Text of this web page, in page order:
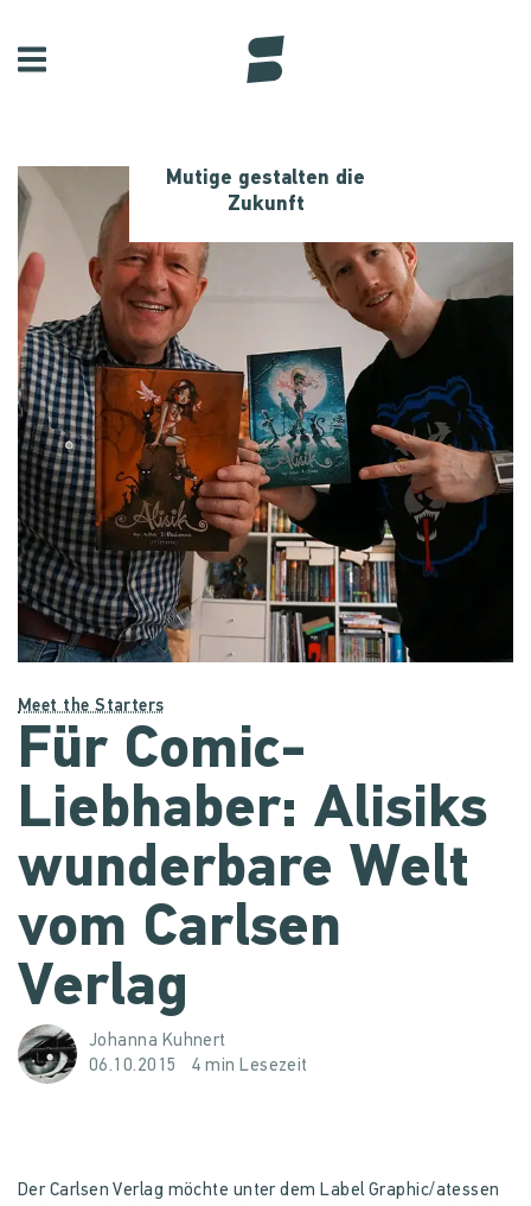
Mutige gestalten die
Zukunft
Meet the Starters
Für Comic-
Liebhaber: Alisiks
wunderbare Welt
vom Carlsen
Verlag
Johanna Kuhnert
06.10.2015
4 min Lesezeit
Der Carlsen Verlag möchte unter dem Label Graphic/atessen